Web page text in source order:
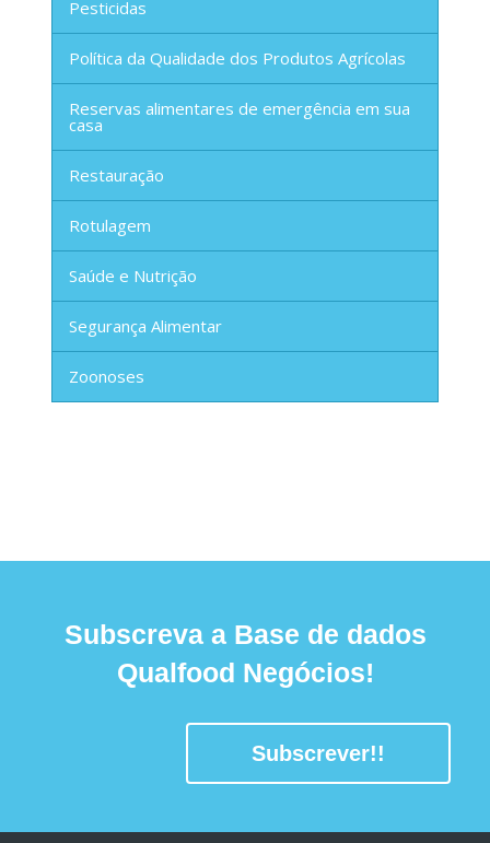
Pesticidas
Política da Qualidade dos Produtos Agrícolas
Reservas alimentares de emergência em sua
casa
Restauração
Rotulagem
Saúde e Nutrição
Segurança Alimentar
Zoonoses
Subscreva a Base de dados
Qualfood Negócios!
Subscrever!!